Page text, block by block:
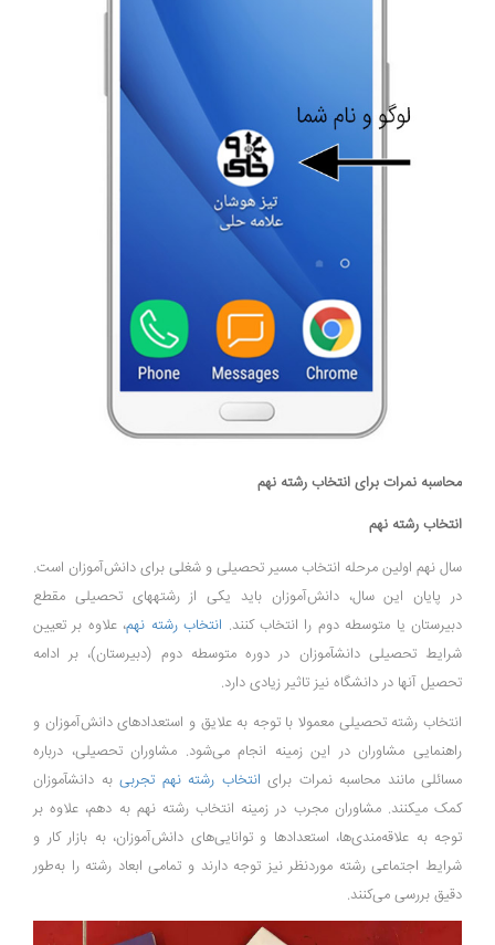
محاسبه نمرات برای انتخاب رشته نهم
انتخاب رشته نهم
سال نهم اولین‌ مرحله انتخاب مسیر تحصیلی و شغلی برای دانش‌آموزان است.
در پایان این سال، دانش‌آموزان باید یکی از رشته­های تحصیلی مقطع
دبیرستان یا متوسطه دوم را انتخاب کنند. انتخاب رشته نهم، علاوه بر تعیین
شرایط تحصیلی دانش­آموزان در دوره متوسطه دوم (دبیرستان)، بر ادامه
تحصیل آن­ها در دانشگاه نیز تاثیر زیادی دارد.
انتخاب رشته تحصیلی معمولا با توجه به علایق و استعدادهای دانش‌آموزان و
راهنمایی مشاوران در این زمینه انجام می‌شود. مشاوران تحصیلی، درباره
مسائلی مانند محاسبه نمرات برای انتخاب رشته نهم تجربی به دانش­آموزان
کمک می­کنند. مشاوران مجرب در زمینه انتخاب رشته نهم به دهم، علاوه بر
توجه به علاقه‌مندی‌ها، استعدادها و توانایی‌های دانش‌آموزان، به بازار کار و
شرایط اجتماعی رشته موردنظر نیز توجه دارند و تمامی ابعاد رشته را به‌طور
دقیق بررسی می‌کنند.